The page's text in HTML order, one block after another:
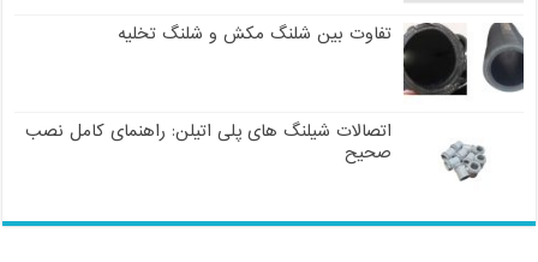
تفاوت بین شلنگ مکش و شلنگ تخلیه
اتصالات شیلنگ های پلی اتیلن: راهنمای کامل نصب
صحیح